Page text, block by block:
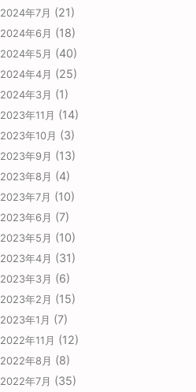
2024年7月 (21)
2024年6月 (18)
2024年5月 (40)
2024年4月 (25)
2024年3月 (1)
2023年11月 (14)
2023年10月 (3)
2023年9月 (13)
2023年8月 (4)
2023年7月 (10)
2023年6月 (7)
2023年5月 (10)
2023年4月 (31)
2023年3月 (6)
2023年2月 (15)
2023年1月 (7)
2022年11月 (12)
2022年8月 (8)
2022年7月 (35)